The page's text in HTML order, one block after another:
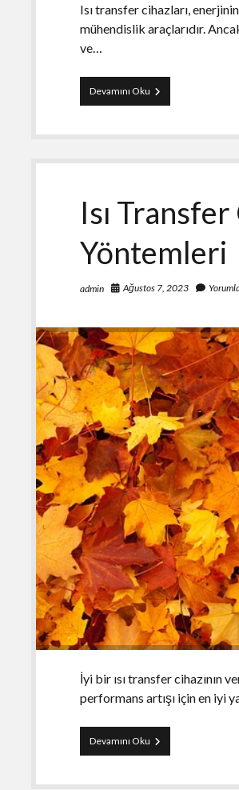
Isı transfer cihazları,
mühendislik araçlarıdır.
ve…
Devamını Oku Isı
Transfer
ve
Alternatifler
Isı Transfer
Yöntemleri
admin Ağustos 7, 2023
İyi bir ısı transfer cihazının
performans artışı için en iyi
Devamını Oku Isı
Transfer
En